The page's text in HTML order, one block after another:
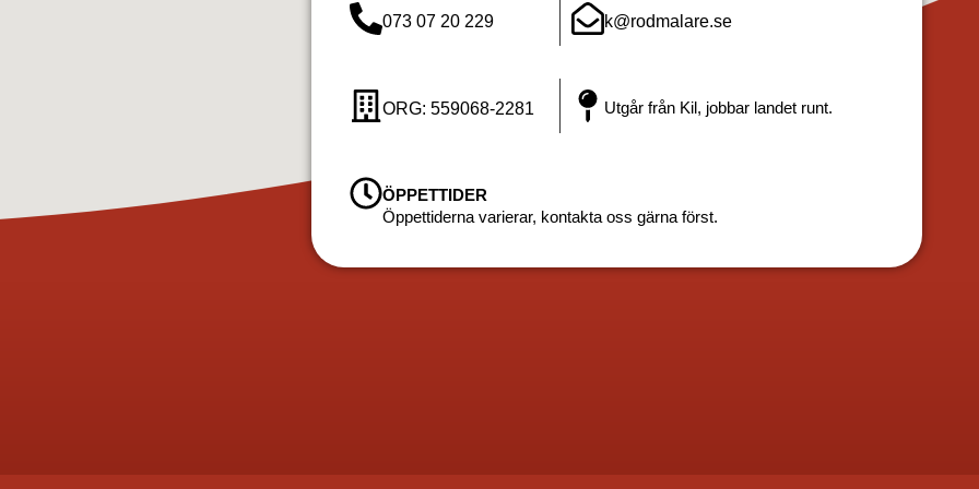
073 07 20 229 k@rodmalare.se
ORG: 559068-2281 Utgår från Kil, jobbar landet runt.
ÖPPETTIDER
Öppettiderna varierar, kontakta oss gärna först.